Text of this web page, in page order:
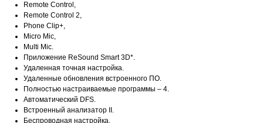
Remote Control,
Remote Control 2,
Phone Clip+,
Micro Mic,
Multi Mic.
Приложение ReSound Smart 3D*.
Удаленная точная настройка.
Удаленные обновления встроенного ПО.
Полностью настраиваемые программы – 4.
Автоматический DFS.
Встроенный анализатор II.
Беспроводная настройка.